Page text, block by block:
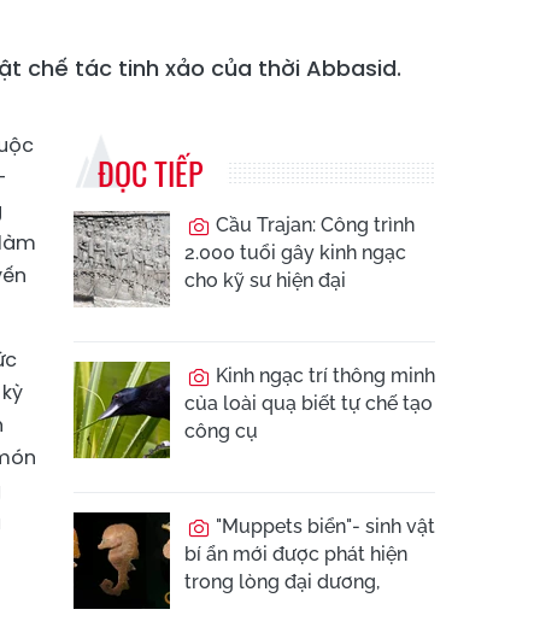
chế tác tinh xảo của thời Abbasid.
ĐỌC TIẾP
Cầu Trajan: Công trình
2.000 tuổi gây kinh ngạc
cho kỹ sư hiện đại
Kinh ngạc trí thông minh
của loài quạ biết tự chế tạo
công cụ
"Muppets biển"- sinh vật
bí ẩn mới được phát hiện
trong lòng đại dương,